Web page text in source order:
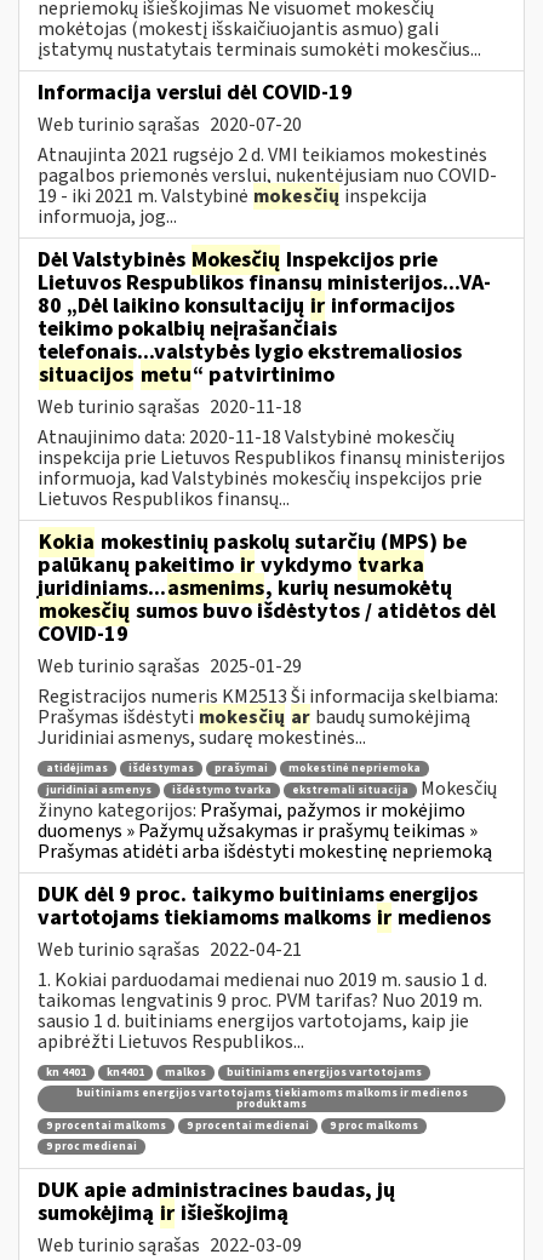
nepriemokų išieškojimas Ne visuomet mokesčių
mokėtojas (mokestį išskaičiuojantis asmuo) gali
įstatymų nustatytais terminais sumokėti mokesčius...
Informacija verslui dėl COVID-19
Web turinio sąrašas 2020-07-20
Atnaujinta 2021 rugsėjo 2 d. VMI teikiamos mokestinės
pagalbos priemonės verslui, nukentėjusiam nuo COVID-
19 - iki 2021 m. Valstybinė mokesčių inspekcija
informuoja, jog...
Dėl Valstybinės Mokesčių Inspekcijos prie
Lietuvos Respublikos finansų ministerijos...VA-
80 „Dėl laikino konsultacijų ir informacijos
teikimo pokalbių neįrašančiais
telefonais...valstybės lygio ekstremaliosios
situacijos metu“ patvirtinimo
Web turinio sąrašas 2020-11-18
Atnaujinimo data: 2020-11-18 Valstybinė mokesčių
inspekcija prie Lietuvos Respublikos finansų ministerijos
informuoja, kad Valstybinės mokesčių inspekcijos prie
Lietuvos Respublikos finansų...
Kokia mokestinių paskolų sutarčių (MPS) be
palūkanų pakeitimo ir vykdymo tvarka
juridiniams...asmenims, kurių nesumokėtų
mokesčių sumos buvo išdėstytos / atidėtos dėl
COVID-19
Web turinio sąrašas 2025-01-29
Registracijos numeris KM2513 Ši informacija skelbiama:
Prašymas išdėstyti mokesčių ar baudų sumokėjimą
Juridiniai asmenys, sudarę mokestinės...
atidėjimas išdėstymas prašymai
mokestinė nepriemoka
juridiniai asmenys
išdėstymo tvarka ekstremali situacija
Mokesčių
žinyno kategorijos: Prašymai, pažymos ir mokėjimo
duomenys » Pažymų užsakymas ir prašymų teikimas »
Prašymas atidėti arba išdėstyti mokestinę nepriemoką
DUK dėl 9 proc. taikymo buitiniams energijos
vartotojams tiekiamoms malkoms ir medienos
Web turinio sąrašas 2022-04-21
1. Kokiai parduodamai medienai nuo 2019 m. sausio 1 d.
taikomas lengvatinis 9 proc. PVM tarifas? Nuo 2019 m.
sausio 1 d. buitiniams energijos vartotojams, kaip jie
apibrėžti Lietuvos Respublikos...
kn 4401 kn4401 malkos
buitiniams energijos vartotojams
buitiniams energijos vartotojams tiekiamoms malkoms ir medienos
produktams
9 procentai malkoms
9 procentai medienai
9 proc malkoms
9 proc medienai
DUK apie administracines baudas, jų
sumokėjimą ir išieškojimą
Web turinio sąrašas 2022-03-09